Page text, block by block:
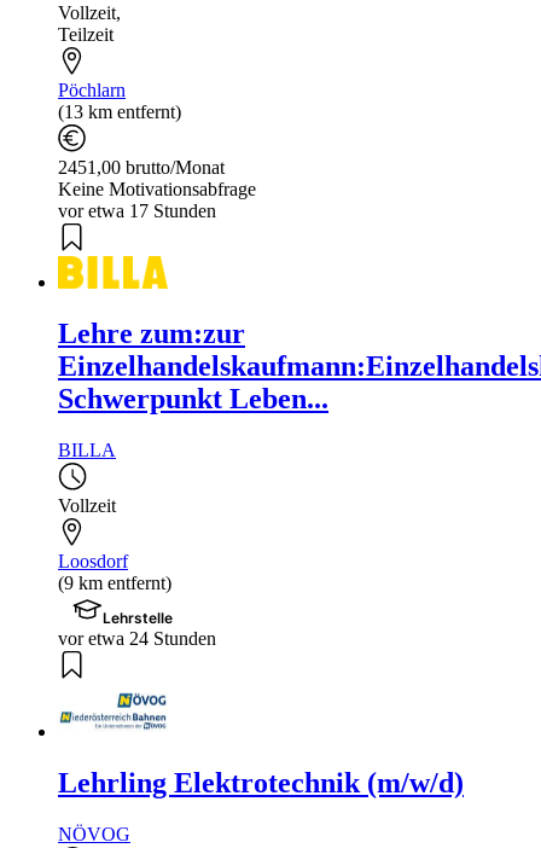
Vollzeit,
Teilzeit
Pöchlarn
(13 km entfernt)
2451,00 brutto/Monat
Keine Motivationsabfrage
vor etwa 17 Stunden
Lehre zum:zur
Schwerpunkt Leben...
BILLA
Vollzeit
Loosdorf
(9 km entfernt)
Lehrstelle
vor etwa 24 Stunden
Lehrling Elektrotechnik (m/w/d)
NÖVOG